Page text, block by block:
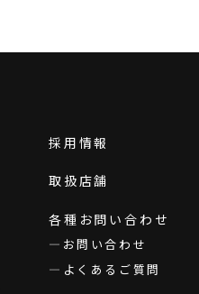
採用情報
取扱店舗
各種お問い合わせ
お問い合わせ
よくあるご質問